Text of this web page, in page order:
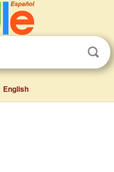
English